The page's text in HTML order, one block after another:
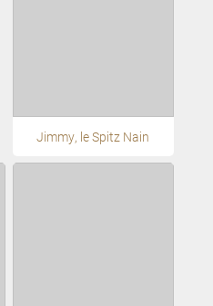
Jimmy, le Spitz Nain